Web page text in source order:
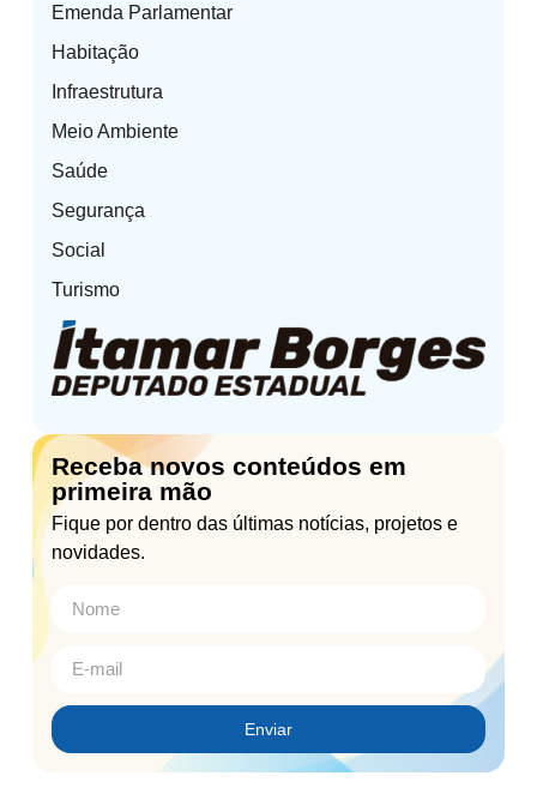
Emenda Parlamentar
Habitação
Infraestrutura
Meio Ambiente
Saúde
Segurança
Social
Turismo
Receba novos conteúdos em
primeira mão
Fique por dentro das últimas notícias, projetos e
novidades.
Enviar